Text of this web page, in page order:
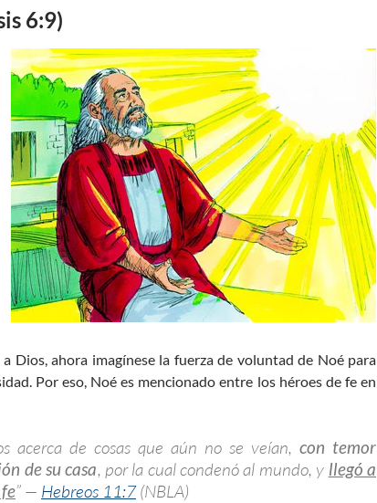
6:9)
Dios, ahora imagínese la fuerza de voluntad de Noé para
Por eso, Noé es mencionado entre los héroes de fe en
acerca de cosas que aún no se veían, con temor
de su casa, por la cual condenó al mundo, y llegó a
” — Hebreos 11:7(NBLA)